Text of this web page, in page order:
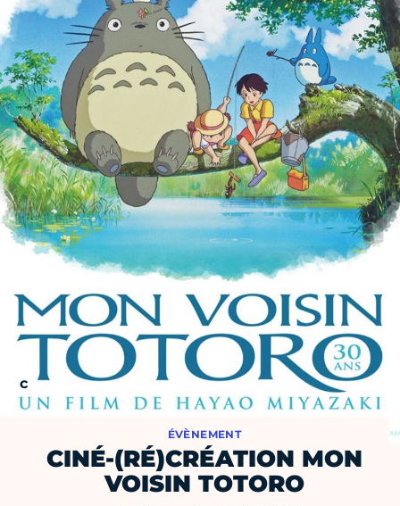
ÉVÈNEMENT
CINÉ-(RÉ)CRÉATION MON
VOISIN TOTORO